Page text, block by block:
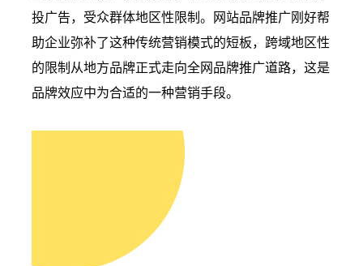
投广告，受众群体地区性限制。网站品牌推广刚好帮
助企业弥补了这种传统营销模式的短板，跨域地区性
的限制从地方品牌正式走向全网品牌推广道路，这是
品牌效应中为合适的一种营销手段。